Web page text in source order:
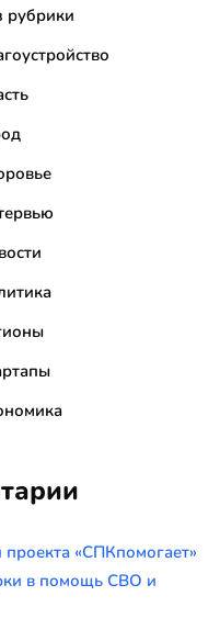
рубрики
«СПКпомогает»
в помощь СВО и